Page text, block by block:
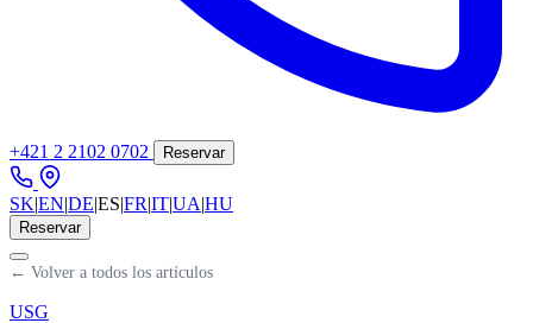
+421 2 2102 0702 Reservar
SK|EN|DE|ES|FR|IT|UA|HU
Reservar
← Volver a todos los artículos
USG